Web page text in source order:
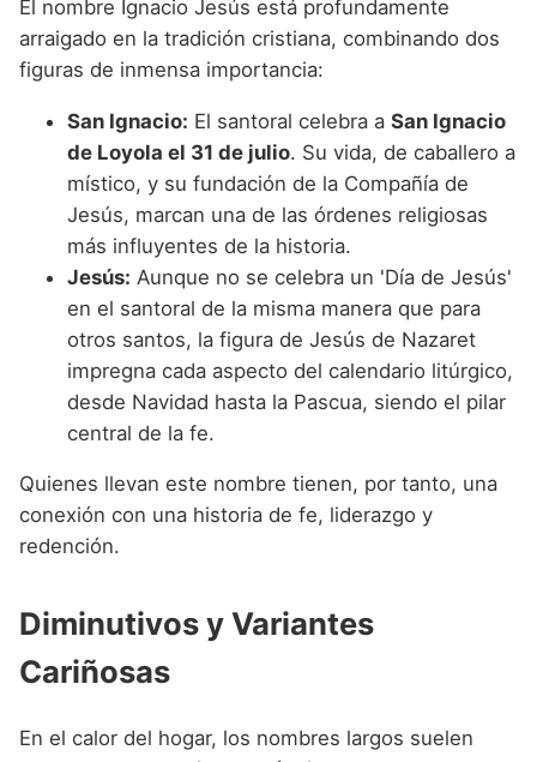
El nombre Ignacio Jesús está profundamente
arraigado en la tradición cristiana, combinando dos
figuras de inmensa importancia:
San Ignacio: El santoral celebra a San Ignacio
de Loyola el 31 de julio. Su vida, de caballero a
místico, y su fundación de la Compañía de
Jesús, marcan una de las órdenes religiosas
más influyentes de la historia.
Jesús: Aunque no se celebra un 'Día de Jesús'
en el santoral de la misma manera que para
otros santos, la figura de Jesús de Nazaret
impregna cada aspecto del calendario litúrgico,
desde Navidad hasta la Pascua, siendo el pilar
central de la fe.
Quienes llevan este nombre tienen, por tanto, una
conexión con una historia de fe, liderazgo y
redención.
Diminutivos y Variantes
Cariñosas
En el calor del hogar, los nombres largos suelen